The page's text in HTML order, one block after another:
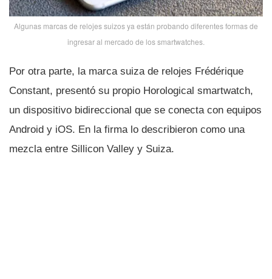
Algunas marcas de relojes suizos ya están probando diferentes formas de
ingresar al mercado de los smartwatches.
Por otra parte, la marca suiza de relojes Frédérique
Constant, presentó su propio Horological smartwatch,
un dispositivo bidireccional que se conecta con equipos
Android y iOS. En la firma lo describieron como una
mezcla entre Sillicon Valley y Suiza.